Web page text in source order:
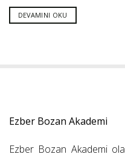
DEVAMINI OKU
Ezber Bozan Akademi
Ezber Bozan Akademi